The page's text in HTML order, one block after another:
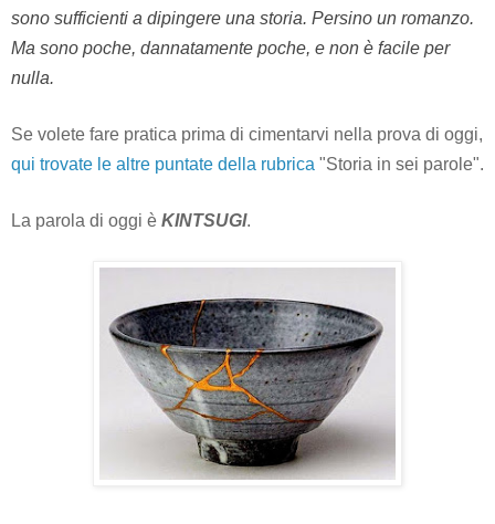
sono sufficienti a dipingere una storia. Persino un romanzo.
Ma sono poche, dannatamente poche, e non è facile per
nulla.
Se volete fare pratica prima di cimentarvi nella prova di oggi,
qui trovate le altre puntate della rubrica "Storia in sei parole".
La parola di oggi è KINTSUGI.